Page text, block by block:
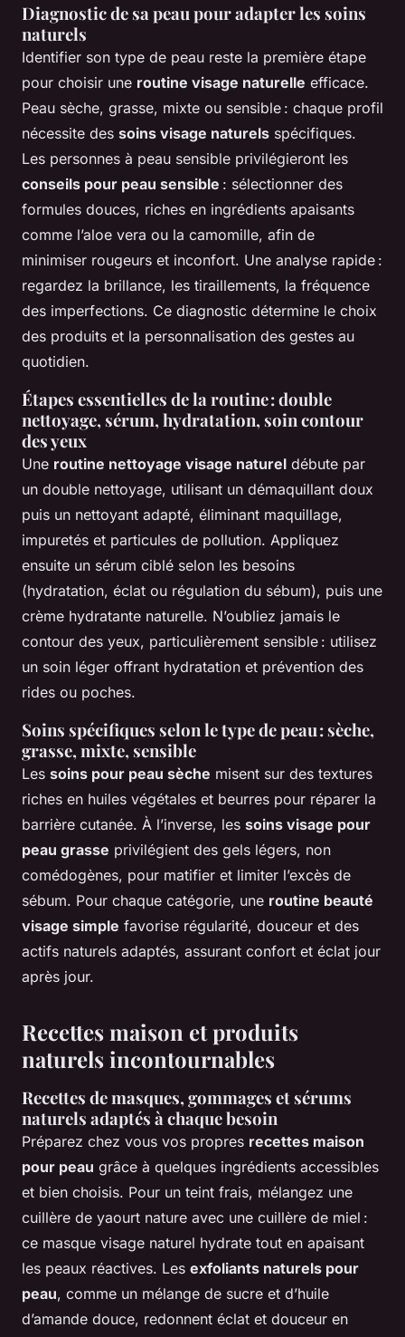
Diagnostic de sa peau pour adapter les soins
naturels
Identifier son type de peau reste la première étape
pour choisir une routine visage naturelle efficace.
Peau sèche, grasse, mixte ou sensible : chaque profil
nécessite des soins visage naturels spécifiques.
Les personnes à peau sensible privilégieront les
conseils pour peau sensible : sélectionner des
formules douces, riches en ingrédients apaisants
comme l’aloe vera ou la camomille, afin de
minimiser rougeurs et inconfort. Une analyse rapide :
regardez la brillance, les tiraillements, la fréquence
des imperfections. Ce diagnostic détermine le choix
des produits et la personnalisation des gestes au
quotidien.
Étapes essentielles de la routine : double
nettoyage, sérum, hydratation, soin contour
des yeux
Une routine nettoyage visage naturel débute par
un double nettoyage, utilisant un démaquillant doux
puis un nettoyant adapté, éliminant maquillage,
impuretés et particules de pollution. Appliquez
ensuite un sérum ciblé selon les besoins
(hydratation, éclat ou régulation du sébum), puis une
crème hydratante naturelle. N’oubliez jamais le
contour des yeux, particulièrement sensible : utilisez
un soin léger offrant hydratation et prévention des
rides ou poches.
Soins spécifiques selon le type de peau : sèche,
grasse, mixte, sensible
Les soins pour peau sèche misent sur des textures
riches en huiles végétales et beurres pour réparer la
barrière cutanée. À l’inverse, les soins visage pour
peau grasse privilégient des gels légers, non
comédogènes, pour matifier et limiter l’excès de
sébum. Pour chaque catégorie, une routine beauté
visage simple favorise régularité, douceur et des
actifs naturels adaptés, assurant confort et éclat jour
après jour.
Recettes maison et produits
naturels incontournables
Recettes de masques, gommages et sérums
naturels adaptés à chaque besoin
Préparez chez vous vos propres recettes maison
pour peau grâce à quelques ingrédients accessibles
et bien choisis. Pour un teint frais, mélangez une
cuillère de yaourt nature avec une cuillère de miel :
ce masque visage naturel hydrate tout en apaisant
les peaux réactives. Les exfoliants naturels pour
peau, comme un mélange de sucre et d’huile
d’amande douce, redonnent éclat et douceur en